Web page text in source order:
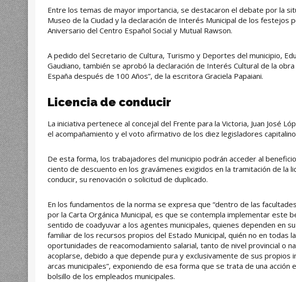
Entre los temas de mayor importancia, se destacaron el debate por la
Museo de la Ciudad y la declaración de Interés Municipal de los festejos
Aniversario del Centro Español Social y Mutual Rawson.
A pedido del Secretario de Cultura, Turismo y Deportes del municipio,
Gaudiano, también se aprobó la declaración de Interés Cultural de la obra
España después de 100 Años”, de la escritora Graciela Papaiani.
Licencia de conducir
La iniciativa pertenece al concejal del Frente para la Victoria, Juan José
el acompañamiento y el voto afirmativo de los diez legisladores
De esta forma, los trabajadores del municipio podrán acceder al
ciento de descuento en los gravámenes exigidos en la tramitación de la
conducir, su renovación o solicitud de duplicado.
En los fundamentos de la norma se expresa que “dentro de las
por la Carta Orgánica Municipal, es que se contempla implementar este
sentido de coadyuvar a los agentes municipales, quienes dependen en
familiar de los recursos propios del Estado Municipal, quién no en todas
oportunidades de reacomodamiento salarial, tanto de nivel provincial o
acoplarse, debido a que depende pura y exclusivamente de sus propios
arcas municipales”, exponiendo de esa forma que se trata de una acción
bolsillo de los empleados municipales.